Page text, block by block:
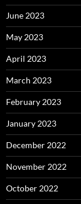
June 2023
May 2023
April 2023
March 2023
February 2023
January 2023
December 2022
November 2022
October 2022